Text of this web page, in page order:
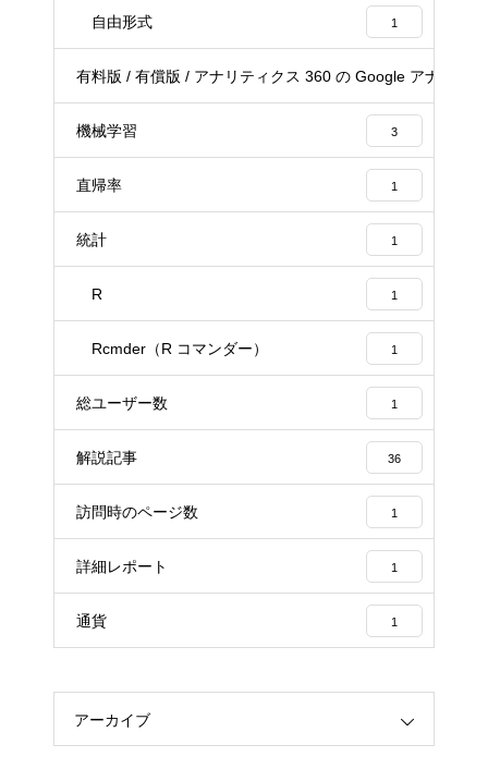
自由形式 1
有料版 / 有償版 / アナリティクス 360 の Google アナリテ
1
機械学習 3
直帰率 1
統計 1
R 1
Rcmder（R コマンダー） 1
総ユーザー数 1
解説記事 36
訪問時のページ数 1
詳細レポート 1
通貨 1
アーカイブ